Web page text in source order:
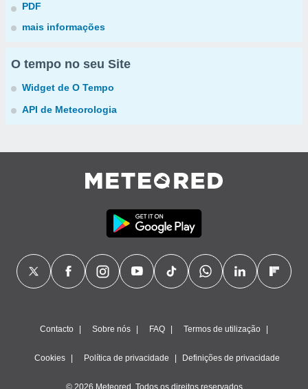
PDF
mais informações
O tempo no seu Site
Widget de O Tempo
API de Meteorologia
Contacto Sobre nós FAQ Termos de utilização
Cookies Política de privacidade Definições de privacidade
© 2026 Meteored. Todos os direitos reservados